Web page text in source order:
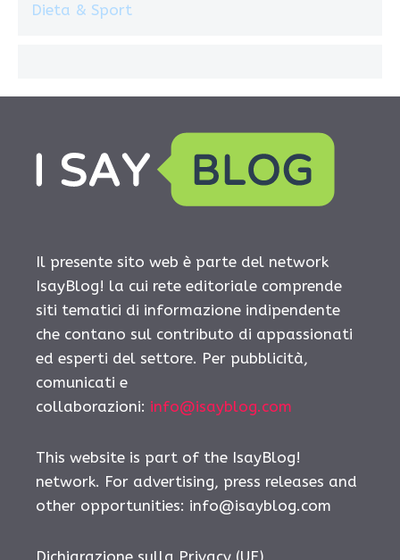
Dieta & Sport
Il presente sito web è parte del network
IsayBlog! la cui rete editoriale comprende
siti tematici di informazione indipendente
che contano sul contributo di appassionati
ed esperti del settore. Per pubblicità,
comunicati e
collaborazioni: info@isayblog.com
This website is part of the IsayBlog!
network. For advertising, press releases and
other opportunities: info@isayblog.com